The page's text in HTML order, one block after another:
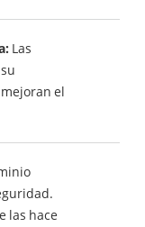
Las
el
las hace